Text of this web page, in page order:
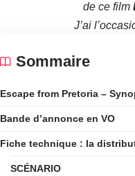
de ce film
J’ai
Sommaire
Escape from Pretoria –
Bande d’annonce en VO
Fiche technique : la
SCÉNARIO